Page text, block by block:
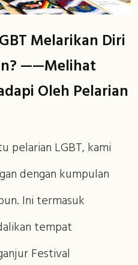
Melarikan Diri
——Melihat
Oleh Pelarian
pelarian LGBT, kami
dengan kumpulan
Ini termasuk
tempat
Festival